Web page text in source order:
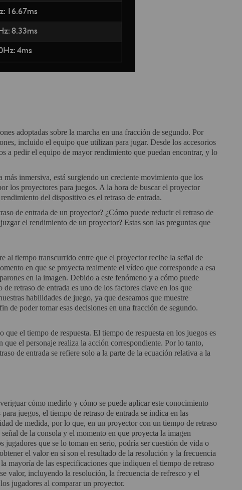
adoptadas sobre la marcha en una fracción de segundo. Por
incluido el equipo que utilizan para jugar. Desde los accesorios
a pedir el equipo de mayor rendimiento que puedan encontrar, y lo
inmersiva, está surgiendo un creciente movimiento que los
los proyectores para juegos. A la hora de buscar el proyector
del dispositivo es el retraso de entrada.
de entrada de un proyector? ¿Cómo puede reducir el retraso de
el rendimiento de un proyector? Estas son las preguntas que
al tiempo transcurrido entre que el proyector recibe la señal de
en que se proyecta realmente el vídeo que corresponde a esa
en la imagen. Debido a este fenómeno y a cómo puede
retraso de entrada es uno de los factores clave en los que
habilidades de juego, ya que deseamos que muestre
de poder tomar esas decisiones en una fracción de segundo.
el tiempo de respuesta. El tiempo de respuesta en los juegos es
el personaje realiza la acción correspondiente. Por lo tanto,
de entrada se refiere solo a la parte de la ecuación relativa a la
cómo medirlo y cómo se puede aplicar este conocimiento
juegos, el tiempo de retraso de entrada se indica en las
de medida, por lo que, en un proyector con un tiempo de retraso
de la consola y el momento en que proyecta la imagen
jugadores que se lo toman en serio, podría ser cuestión de vida o
el valor en sí son el resultado de la resolución y la frecuencia
mayoría de las especificaciones que indiquen el tiempo de retraso
valor, incluyendo la resolución, la frecuencia de refresco y el
jugadores al comparar un proyector.